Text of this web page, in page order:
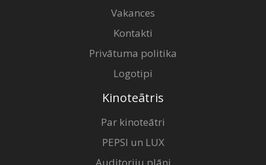
Vakances
Kontakti
Privātuma politika
Logotipi
Kinoteātris
Par kinoteātri
PEPSI un LUX
Auditoriju plāni